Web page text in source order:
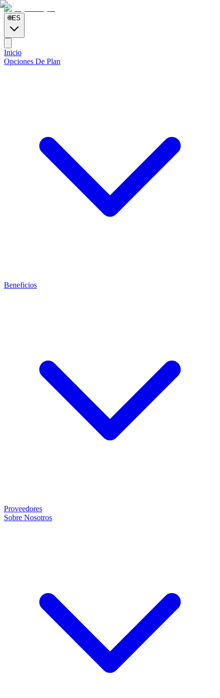
🌐ES
Inicio
Opciones De Plan
Beneficios
Proveedores
Sobre Nosotros